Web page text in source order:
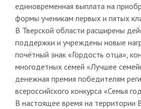
единовременная выплата на
формы ученикам первых и пятых
В Тверской области расширены
поддержки и учреждены новые
почётный знак «Гордость отца»,
многодетных семей «Лучшее
денежная премия победителям
всероссийского конкурса «Семья
В настоящее время на территории